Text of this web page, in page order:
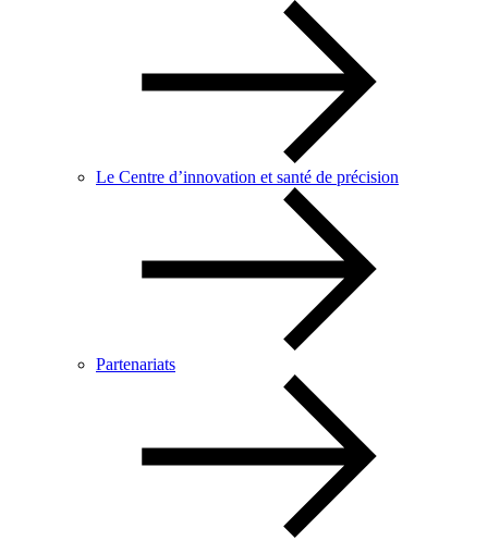
Le Centre d’innovation et santé de précision
Partenariats